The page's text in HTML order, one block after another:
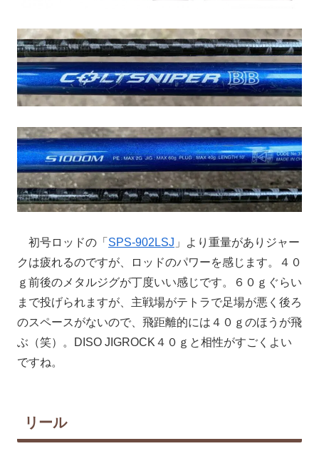
初号ロッドの「 SPS-902LSJ 」より重量がありジャー
クは疲れるのですが、ロッドのパワーを感じます。４０
ｇ前後のメタルジグが丁度いい感じです。６０ｇぐらい
まで投げられますが、主戦場がテトラで足場が悪く後ろ
のスペースがないので、飛距離的には４０ｇのほうが飛
ぶ（笑）。DISO JIGROCK４０ｇと相性がすごくよい
ですね。
リール